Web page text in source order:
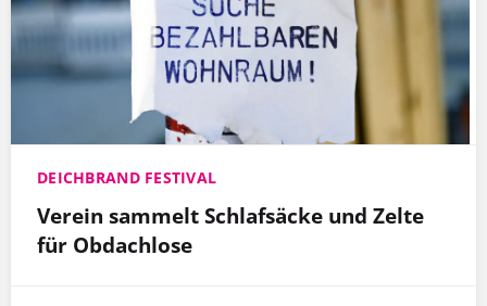
DEICHBRAND FESTIVAL
Verein sammelt Schlafsäcke und Zelte
für Obdachlose